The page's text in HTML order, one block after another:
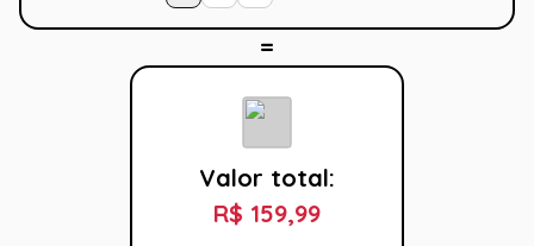
Valor total:
R$ 159,99